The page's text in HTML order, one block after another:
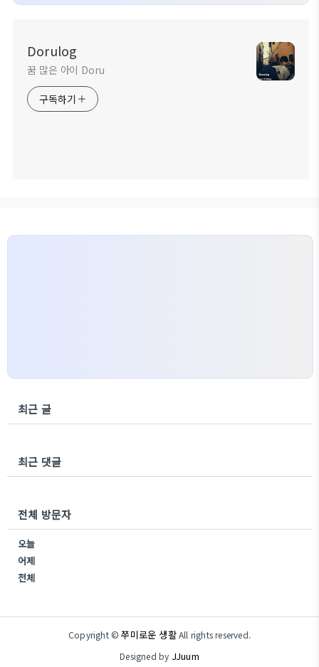
Dorulog
꿈 많은 아이 Doru
구독하기
최근 글
최근 댓글
전체 방문자
오늘
어제
전체
Copyright ©쭈미로운 생활All rights reserved.
Designed by JJuum